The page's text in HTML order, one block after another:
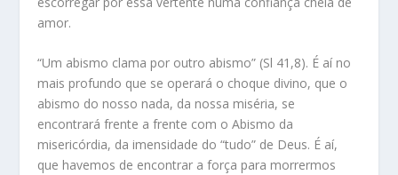
amor.
“Um abismo clama por outro abismo” (Sl 41,8). É aí no
mais profundo que se operará o choque divino, que o
abismo do nosso nada, da nossa miséria, se
encontrará frente a frente com o Abismo da
misericórdia, da imensidade do “tudo” de Deus. É aí,
que havemos de encontrar a força para morrermos